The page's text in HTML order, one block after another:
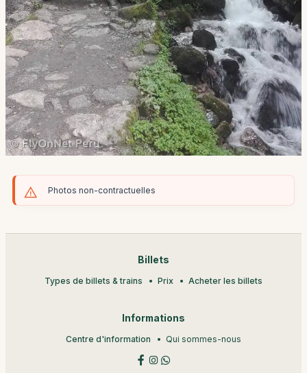
Photos non-contractuelles
Billets
Types de billets & trains Prix Acheter les billets
Informations
Centre d'information Qui sommes-nous